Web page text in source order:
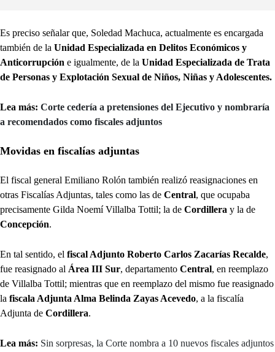
Es preciso señalar que, Soledad Machuca, actualmente es encargada
también de la Unidad Especializada en Delitos Económicos y
Anticorrupción e igualmente, de la Unidad Especializada de Trata
de Personas y Explotación Sexual de Niños, Niñas y Adolescentes.
Lea más: Corte cedería a pretensiones del Ejecutivo y nombraría
a recomendados como fiscales adjuntos
Movidas en fiscalías adjuntas
El fiscal general Emiliano Rolón también realizó reasignaciones en
otras Fiscalías Adjuntas, tales como las de Central, que ocupaba
precisamente Gilda Noemí Villalba Tottil; la de Cordillera y la de
Concepción.
En tal sentido, el fiscal Adjunto Roberto Carlos Zacarías Recalde,
fue reasignado al Área III Sur, departamento Central, en reemplazo
de Villalba Tottil; mientras que en reemplazo del mismo fue reasignado
la fiscala Adjunta Alma Belinda Zayas Acevedo, a la fiscalía
Adjunta de Cordillera.
Lea más: Sin sorpresas, la Corte nombra a 10 nuevos fiscales adjuntos